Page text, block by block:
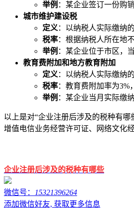
举例 ：某企业签订一份购
城市维护建设税
定义 ：以纳税人实际缴纳
税率：根据纳税人所在地
举例 ：某企业位于市区，
教育费附加和地方教育附加
定义 ：以纳税人实际缴纳
税率：教育费附加率为3%
举例 ：某企业当月实际缴
以上是对“企业注册后涉及的税种有
增值电信业务经营许可证、网络文化
企业注册后涉及的税种有哪些
微信号：
15321396264
添加微信好友, 获取更多信息